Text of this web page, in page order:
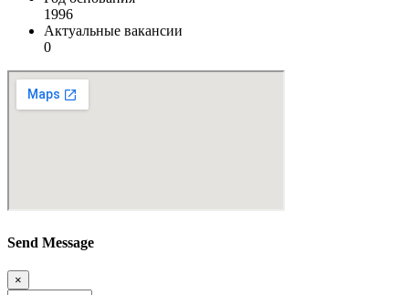
1996
Актуальные вакансии
0
Send Message
×